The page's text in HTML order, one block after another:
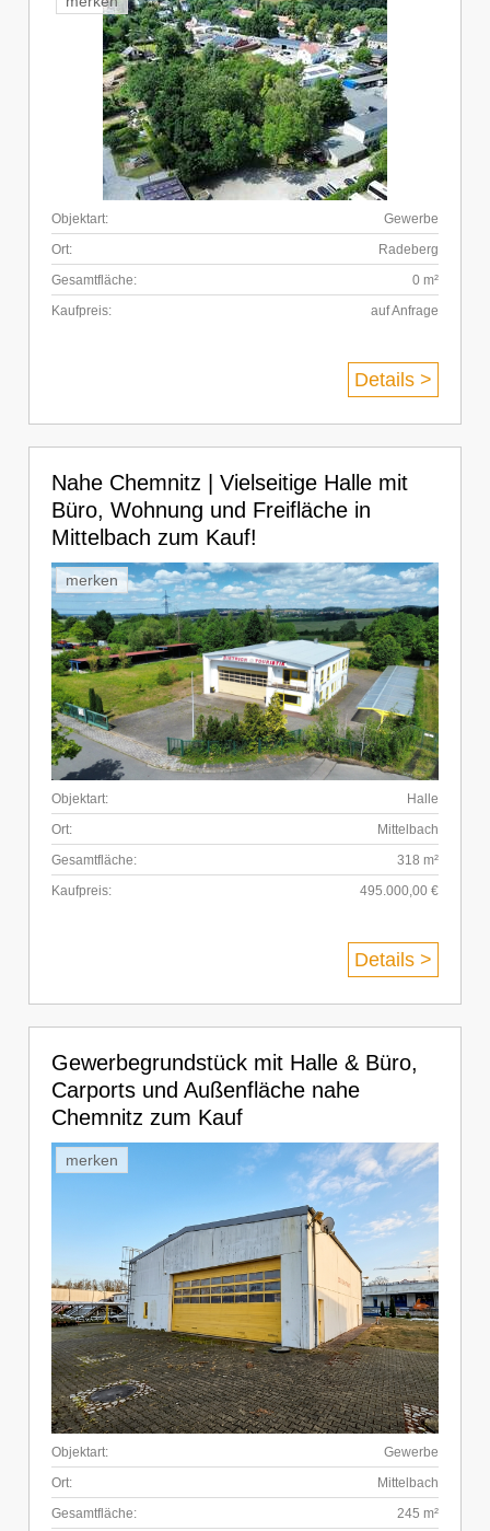
Objektart:
Gewerbe
Ort:
Radeberg
Gesamtfläche:
0 m²
Kaufpreis:
auf Anfrage
Details >
Nahe Chemnitz | Vielseitige Halle mit
Büro, Wohnung und Freifläche in
Mittelbach zum Kauf!
merken
Objektart:
Halle
Ort:
Mittelbach
Gesamtfläche:
318 m²
Kaufpreis:
495.000,00 €
Details >
Gewerbegrundstück mit Halle & Büro,
Carports und Außenfläche nahe
Chemnitz zum Kauf
merken
Objektart:
Gewerbe
Ort:
Mittelbach
Gesamtfläche:
245 m²